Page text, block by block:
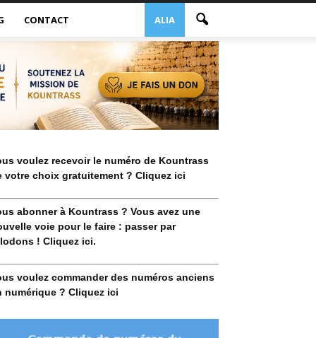
ALIA
CONTACT
voulez recevoir le numéro de Kountrass
votre choix gratuitement ? Cliquez ici
abonner à Kountrass ? Vous avez une
voie pour le faire : passer par
! Cliquez ici.
voulez commander des numéros anciens
numérique ? Cliquez ici